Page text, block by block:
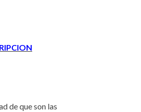
de que son las